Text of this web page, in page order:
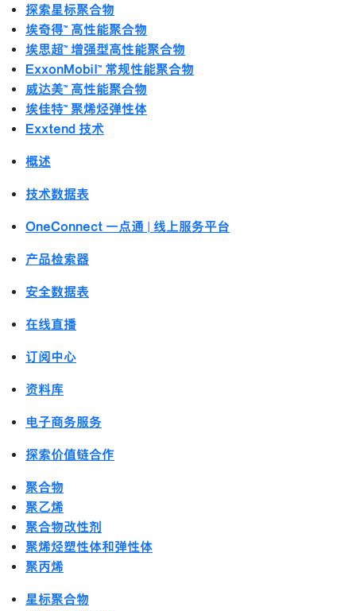
探索星标聚合物
埃奇得™ 高性能聚合物
埃思超™ 增强型高性能聚合物
ExxonMobil™ 常规性能聚合物
威达美™ 高性能聚合物
埃佳特™ 聚烯烃弹性体
Exxtend 技术
概述
技术数据表
OneConnect 一点通 | 线上服务平台
产品检索器
安全数据表
在线直播
订阅中心
资料库
电子商务服务
探索价值链合作
聚合物
聚乙烯
聚合物改性剂
聚烯烃塑性体和弹性体
聚丙烯
星标聚合物